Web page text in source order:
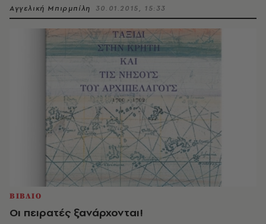
Αγγελική Μπιρμπίλη 30.01.2015, 15:33
ΒΙΒΛΙΟ
Οι πειρατές ξανάρχονται!